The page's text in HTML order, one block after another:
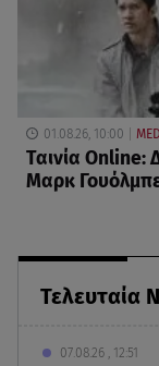
Τελευταία
07.08.26 , 12:51
01.08.26, 10:00
Ταινία Online:
Μαρκ